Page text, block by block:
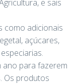
e sais
como adicionais
açúcares,
para fazerem
Os produtos